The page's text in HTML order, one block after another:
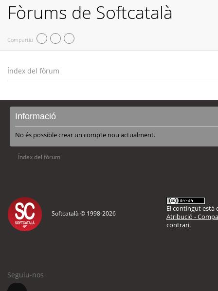
Fòrums de Softcatalà
Compartiu
Índex del fòrum
Informació
No és possible crear un compte nou actualment.
Índex del fòrum
Softcatalà © 1998-2026
El contingut està
Atribució -
contrari.
Seguiu-nos